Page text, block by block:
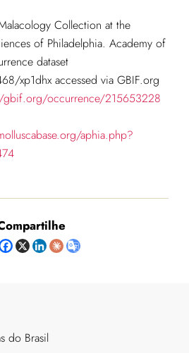
Collection at the
of Philadelphia. Academy of
dataset
xp1dhx accessed via GBIF.org
gbif.org/occurrence/215653228
aphia.php?
do Brasil